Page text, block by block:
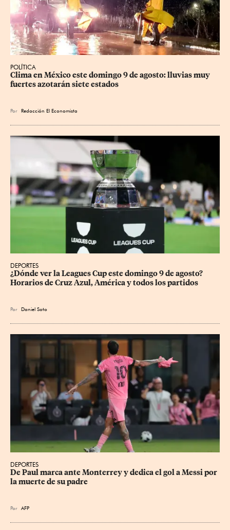
POLÍTICA
Clima en México este domingo 9 de agosto: lluvias muy
fuertes azotarán siete estados
Por Redacción El Economista
DEPORTES
¿Dónde ver la Leagues Cup este domingo 9 de agosto?
Horarios de Cruz Azul, América y todos los partidos
Por Daniel Soto
DEPORTES
De Paul marca ante Monterrey y dedica el gol a Messi por
la muerte de su padre
Por AFP